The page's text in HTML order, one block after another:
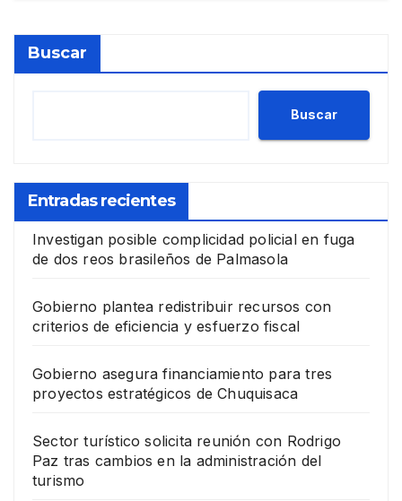
Buscar
Buscar
Entradas recientes
Investigan posible complicidad policial en fuga
de dos reos brasileños de Palmasola
Gobierno plantea redistribuir recursos con
criterios de eficiencia y esfuerzo fiscal
Gobierno asegura financiamiento para tres
proyectos estratégicos de Chuquisaca
Sector turístico solicita reunión con Rodrigo
Paz tras cambios en la administración del
turismo